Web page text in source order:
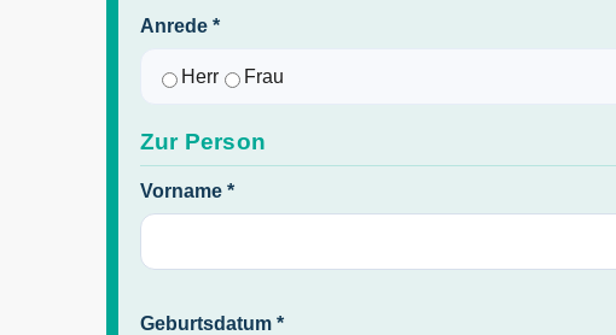
Anrede *
Herr Frau
Zur Person
Vorname *
Geburtsdatum *